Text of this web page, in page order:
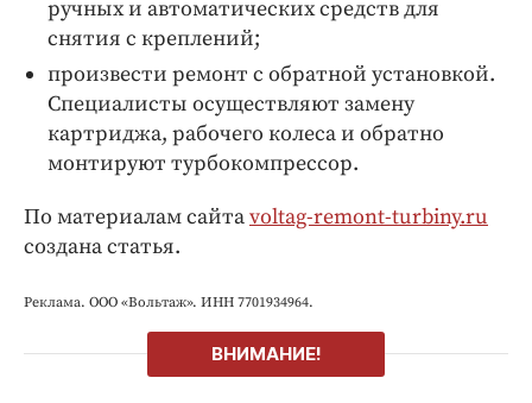
ручных и автоматических средств для
снятия с креплений;
произвести ремонт с обратной установкой.
Специалисты осуществляют замену
картриджа, рабочего колеса и обратно
монтируют турбокомпрессор.
По материалам сайтаvoltag-remont-turbiny.ru
создана статья.
Реклама. ООО «Вольтаж». ИНН 7701934964.
ВНИМАНИЕ!